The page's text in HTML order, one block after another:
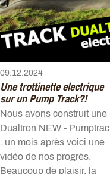
09.12.2024
Une trottinette electrique
sur un Pump Track?!
Nous avons construit une
Dualtron NEW -
. un mois après voici une
vidéo de nos progrès.
Beaucoup de plaisir, la